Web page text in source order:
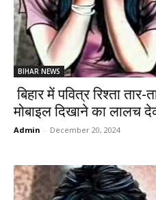
BIHAR NEWS
बिहार में पवित्र रिश्ता
मोबाइल दिखाने का लालच
Admin - December 20, 2024